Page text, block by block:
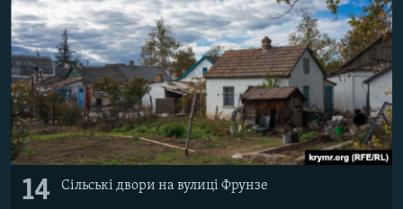
14 Сільські двори на вулиці Фрунзе